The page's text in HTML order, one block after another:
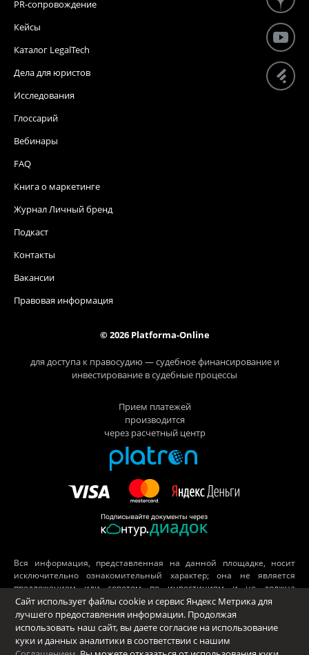
PR-сопровождение
Кейсы
Каталог LegalTech
Дела для юристов
Исследования
Глоссарий
Вебинары
FAQ
Книга о маркетинге
Журнал Личный бренд
Подкаст
Контакты
Вакансии
Правовая информация
© 2026 Platforma-Online
для доступа к правосудию — судебное финансирование и
инвестирование в судебные процессы
Прием платежей
производится
через расчетный центр
Вся информация, представленная на данной площадке, носит
исключительно ознакомительный характер; она не является
предложением или советом по инвестициям и не должна
рассматриваться как рекомендация к подобного рода действиям.
Принимая во внимание вышесказанное, не следует полагаться
исключительно на представленные материалы в ущерб
проведению независимого анализа. ООО «Платформа», его
аффилированные лица и сотрудники не несут ответственности за
Сайт использует файлы cookie и сервис Яндекс Метрика для
лучшего предоставления информации. Продолжая
использовать наш сайт, вы даете согласие на использование
куки и данных аналитики в соответствии с нашим